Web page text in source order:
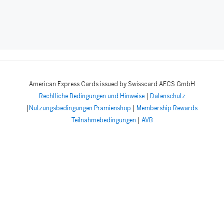
American Express Cards issued by Swisscard AECS GmbH
Rechtliche Bedingungen und Hinweise| Datenschutz
Nutzungsbedingungen Prämienshop Membership Rewards
Teilnahmebedingungen AVB